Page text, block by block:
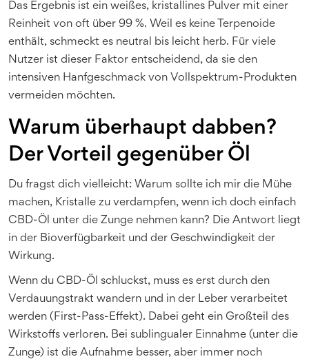
Das Ergebnis ist ein weißes, kristallines Pulver mit einer
Reinheit von oft über 99 %. Weil es keine Terpenoide
enthält, schmeckt es neutral bis leicht herb. Für viele
Nutzer ist dieser Faktor entscheidend, da sie den
intensiven Hanfgeschmack von Vollspektrum-Produkten
vermeiden möchten.
Warum überhaupt dabben?
Der Vorteil gegenüber Öl
Du fragst dich vielleicht: Warum sollte ich mir die Mühe
machen, Kristalle zu verdampfen, wenn ich doch einfach
CBD-Öl unter die Zunge nehmen kann? Die Antwort liegt
in der Bioverfügbarkeit und der Geschwindigkeit der
Wirkung.
Wenn du CBD-Öl schluckst, muss es erst durch den
Verdauungstrakt wandern und in der Leber verarbeitet
werden (First-Pass-Effekt). Dabei geht ein Großteil des
Wirkstoffs verloren. Bei sublingualer Einnahme (unter die
Zunge) ist die Aufnahme besser, aber immer noch